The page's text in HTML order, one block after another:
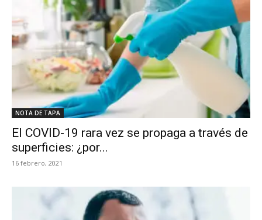
NOTA DE TAPA
El COVID-19 rara vez se propaga a través de
superficies: ¿por...
16 febrero, 2021